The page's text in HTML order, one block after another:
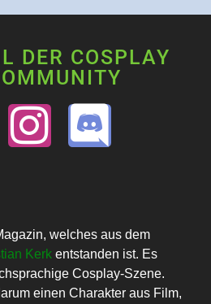
DER COSPLAY
welches aus dem
Kerk entstanden ist. Es
Cosplay-Szene.
einen Charakter aus Film,